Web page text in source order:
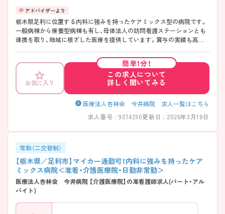
栃木県足利に位置する内科に強みを持ったケアミックス型の病院です。
一般病棟から療養型病棟も有し、母体法人の訪問看護ステーションとも
連携を取り、地域に根ざした医療を提供しています。賞与の実績も高く、
ど、さらに詳細をお話しいたしますのでお気軽にご相談ください。
お気に入り
簡単1分！
この求人について
詳しく聞いてみる
医療法人杏林会 今井病院 求人一覧はこちら
求人番号 : 9074230更新日 : 2026年3月18日
常勤（二交替制）
【栃木県／足利市】マイカー通勤可！内科に強みを持ったケア
ミックス病院＜准看・介護医療院・日勤非常勤＞
医療法人杏林会 今井病院 【介護医療院】の准看護師求人(パート・アル
バイト)